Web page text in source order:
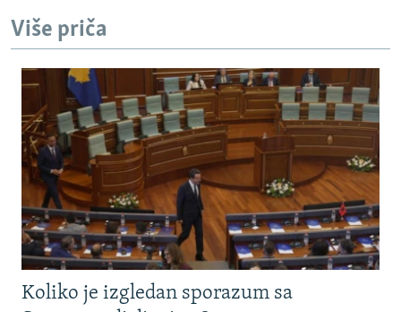
Više priča
Koliko je izgledan sporazum sa